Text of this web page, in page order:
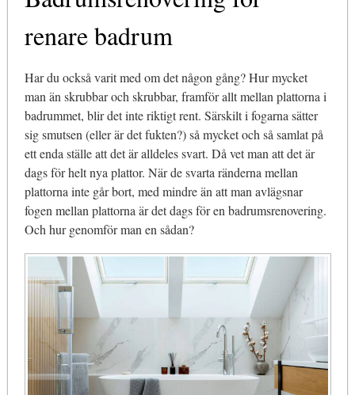
renare badrum
Har du också varit med om det någon gång? Hur mycket
man än skrubbar och skrubbar, framför allt mellan plattorna i
badrummet, blir det inte riktigt rent. Särskilt i fogarna sätter
sig smutsen (eller är det fukten?) så mycket och så samlat på
ett enda ställe att det är alldeles svart. Då vet man att det är
dags för helt nya plattor. När de svarta ränderna mellan
plattorna inte går bort, med mindre än att man avlägsnar
fogen mellan plattorna är det dags för en badrumsrenovering.
Och hur genomför man en sådan?